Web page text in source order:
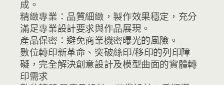
成。
精緻專業：品質細緻，製作效果穩定，充分
滿足專業設計要求與作品展現。
產品保密：避免商業機密曝光的風險。
數位轉印新革命、突破絲印/移印的列印障
礙，完全解決創意設計及模型曲面的實體轉
印需求